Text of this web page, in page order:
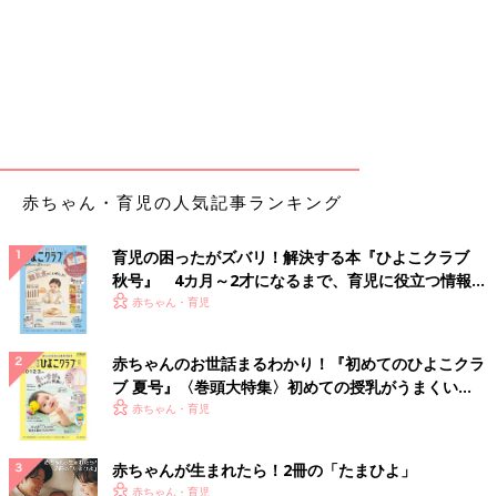
通年（春・夏・秋・冬）
んに発症する恐れがある難病は？その症
状は？小児科医が解説
生まれつき、原因不明、突然の発症など、多く
の赤ちゃんに発症しやすい病気ではありません
状と治療法について、小児科医の山中龍宏先生
に解説していただきました。
川崎病 治療
症8日以内にガンマグロブリンでの治療を始めると、冠動脈への
赤ちゃん・育児の人気記事ランキング
育児の困ったがズバリ！解決する本『ひよこクラブ
秋号』 4カ月～2才になるまで、育児に役立つ情報が
いっぱい！
赤ちゃん・育児
赤ちゃんのお世話まるわかり！『初めてのひよこクラ
ブ 夏号』〈巻頭大特集〉初めての授乳がうまくい
く！ おっぱい・ミルクの基本と夏のトラブル 解決テ
赤ちゃん・育児
赤ちゃんが生まれたら！2冊の「たまひよ」
赤ちゃん・育児